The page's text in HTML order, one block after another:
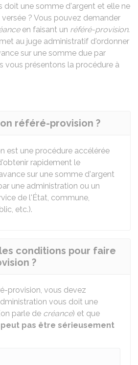
doit une somme d'argent et elle ne
? Vous pouvez demander
en faisant un référé-provision.
au juge administratif d'ordonner
sur une somme due par
vous présentons la procédure à
référé-provision ?
est une procédure accélérée
rapidement le
sur une somme d'argent
une administration ou un
de l'État, commune,
etc.).
conditions pour faire
?
provision, vous devez
vous doit une
parle de créance) et que
pas être sérieusement